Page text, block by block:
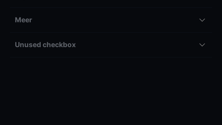
Meer
Unused checkbox